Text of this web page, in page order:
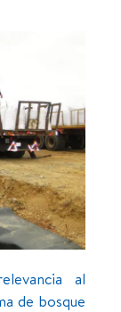
al
de bosque